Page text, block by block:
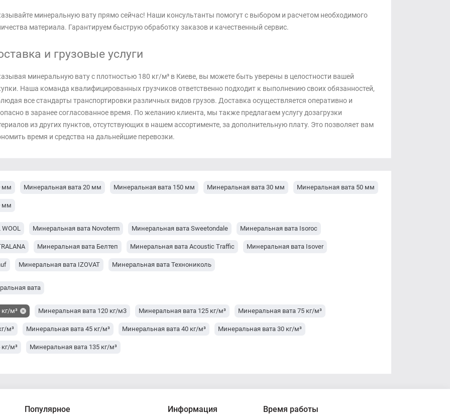
минеральную вату прямо сейчас! Наши консультанты помогут с выбором и расчетом необходимого
материала. Гарантируем быструю обработку заказов и качественный сервис.
и грузовые услуги
минеральную вату с плотностью 180 кг/м³ в Киеве, вы можете быть уверены в целостности вашей
Наша команда квалифицированных грузчиков ответственно подходит к выполнению своих обязанностей,
все стандарты транспортировки различных видов грузов. Доставка осуществляется оперативно и
в заранее согласованное время. По желанию клиента, мы также предлагаем услугу дозагрузки
из других пунктов, отсутствующих в нашем ассортименте, за дополнительную плату. Это позволяет вам
время и средства на дальнейшие перевозки.
мм Минеральная вата 20 мм Минеральная вата 150 мм Минеральная вата 30 мм Минеральная вата 50 мм
мм
Минеральная вата Novoterm Минеральная вата Sweetondale Минеральная вата Isoroc
Минеральная вата Белтеп Минеральная вата Acoustic Traffic Минеральная вата Isover
Минеральная вата IZOVAT Минеральная вата Технониколь
вата
м³ Минеральная вата 120 кг/м3 Минеральная вата 125 кг/м³ Минеральная вата 75 кг/м³
м³ Минеральная вата 45 кг/м³ Минеральная вата 40 кг/м³ Минеральная вата 30 кг/м³
м³ Минеральная вата 135 кг/м³
Популярное Информация Время работы